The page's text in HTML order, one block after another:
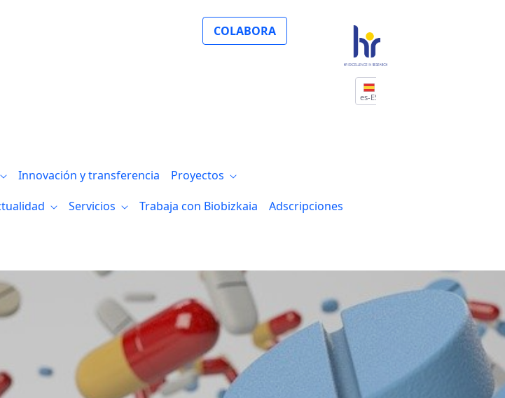
COLABORA
es-ES
Innovación y transferencia
Proyectos
Servicios Trabaja con Biobizkaia
Adscripciones